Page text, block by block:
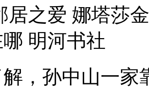
居之爱 娜塔莎
明河书社
孙中山一家